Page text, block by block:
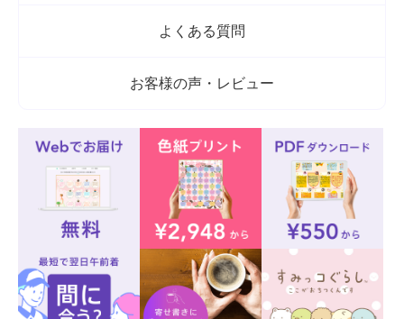
よくある質問
お客様の声・レビュー